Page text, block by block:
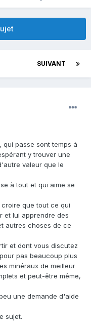
SUIVANT
passe sont temps à
y trouver une
valeur que le
à tout et qui aime se
que tout ce qui
et lui apprendre des
autres choses de ce
et dont vous discutez
pas beaucoup plus
minéraux de meilleur
et peut-être même,
une demande d'aide
sujet.